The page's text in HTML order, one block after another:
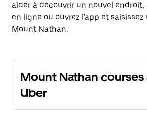
aider à découvrir un nouvel
en ligne ou ouvrez l'app et
Mount Nathan.
Mount Nathan courses
Uber